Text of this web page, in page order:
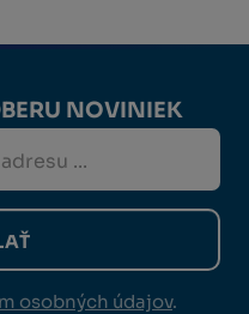
NOVINIEK
osobných údajov.